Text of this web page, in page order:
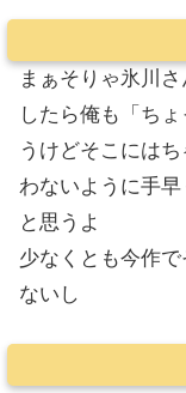
まぁそりゃ氷川
したら俺も「ち
うけどそこには
わないように手
と思うよ
少なくとも今作
ないし